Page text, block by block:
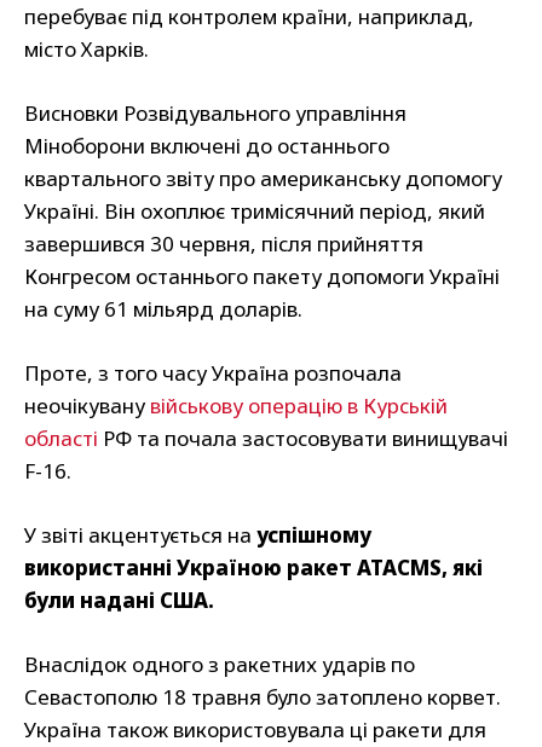
перебуває під контролем країни, наприклад,
місто Харків.
Висновки Розвідувального управління
Міноборони включені до останнього
квартального звіту про американську допомогу
Україні. Він охоплює тримісячний період, який
завершився 30 червня, після прийняття
Конгресом останнього пакету допомоги Україні
на суму 61 мільярд доларів.
Проте, з того часу Україна розпочала
неочікувану військову операцію в Курській
області РФ та почала застосовувати винищувачі
F-16.
У звіті акцентується на успішному
використанні Україною ракет ATACMS, які
були надані США.
Внаслідок одного з ракетних ударів по
Севастополю 18 травня було затоплено корвет.
Україна також використовувала ці ракети для